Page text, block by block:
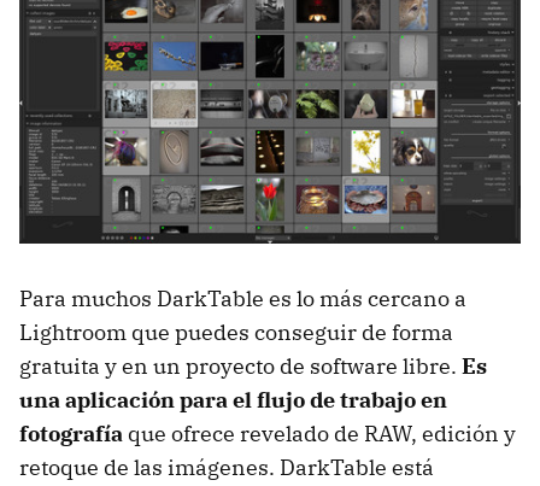
Para muchos DarkTable es lo más cercano a
Lightroom que puedes conseguir de forma
gratuita y en un proyecto de software libre. Es
una aplicación para el flujo de trabajo en
fotografía que ofrece revelado de RAW, edición y
retoque de las imágenes. DarkTable está